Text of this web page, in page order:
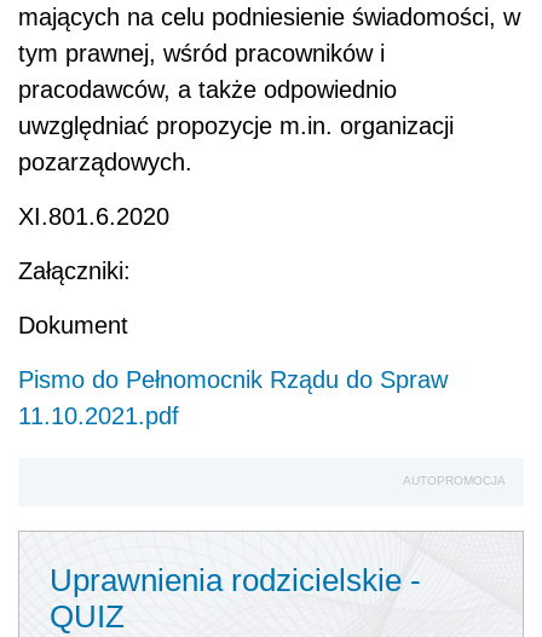
mających na celu podniesienie świadomości, w
tym prawnej, wśród pracowników i
pracodawców, a także odpowiednio
uwzględniać propozycje m.in. organizacji
pozarządowych.
XI.801.6.2020
Załączniki:
Dokument
Pismo do Pełnomocnik Rządu do Spraw
11.10.2021.pdf
AUTOPROMOCJA
Uprawnienia rodzicielskie -
QUIZ